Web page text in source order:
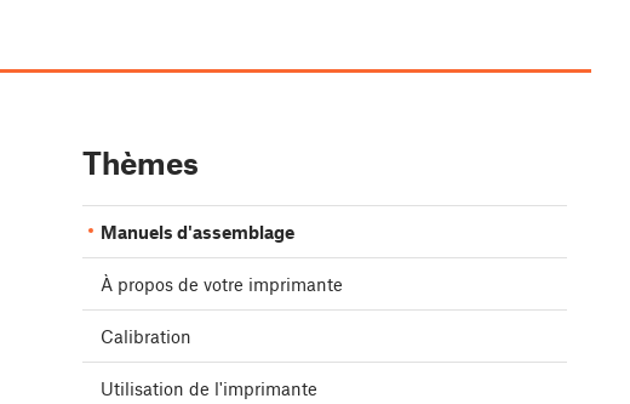
Thèmes
Manuels d'assemblage
À propos de votre imprimante
Calibration
Utilisation de l'imprimante